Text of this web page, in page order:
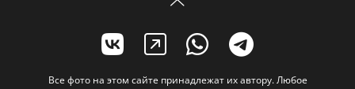
Все фото на этом сайте принадлежат их автору. Любое